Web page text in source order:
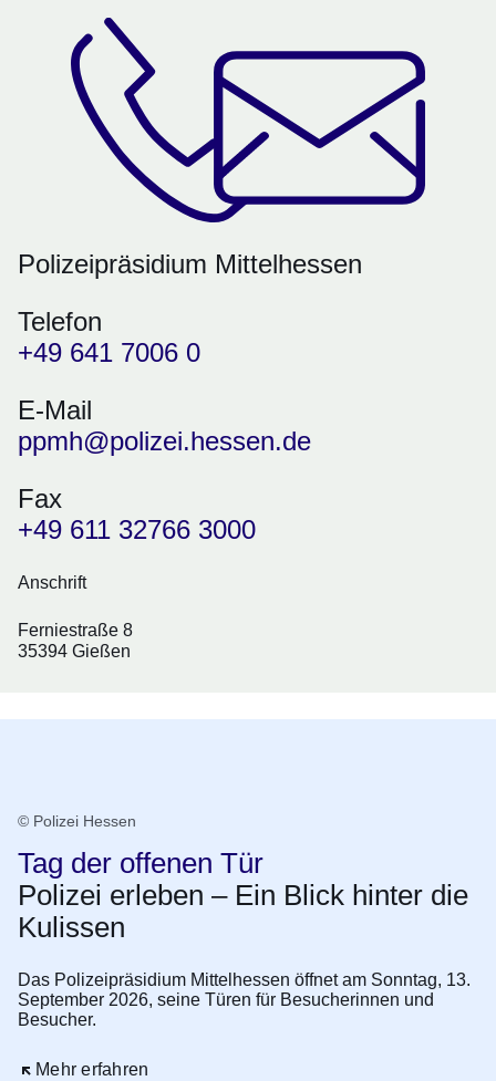
Polizeipräsidium Mittelhessen
Telefon
+49 641 7006 0
E-Mail
ppmh@polizei.hessen.de
Fax
+49 611 32766 3000
Anschrift
Ferniestraße 8
35394 Gießen
© Polizei Hessen
Tag der offenen Tür
Polizei erleben – Ein Blick hinter die
Kulissen
Das Polizeipräsidium Mittelhessen öffnet am Sonntag, 13.
September 2026, seine Türen für Besucherinnen und
Besucher.
Mehr erfahren
Öffnet sich in einem neuen Fenster